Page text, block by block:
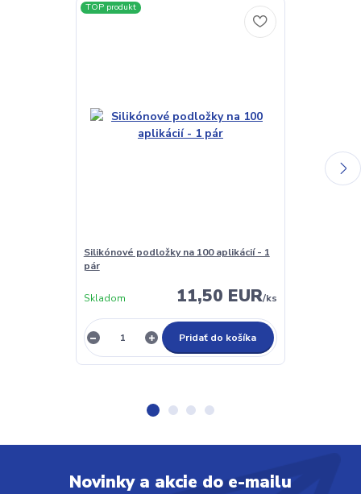
TOP produkt
Silikónové podložky na 100 aplikácií - 1
pár
11,50 EUR/ks
Skladom
Pridať do košíka
Novinky a akcie do e-mailu